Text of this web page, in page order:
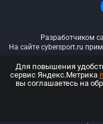
Разработчиком
На сайте cybersport.ru
© ООО
ООО «Киберспорт.ру».
Для повышения
сервис Яндекс.Метрика
вы соглашаетесь на